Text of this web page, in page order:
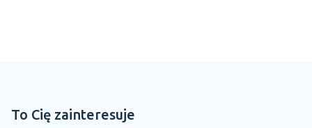
To Cię zainteresuje